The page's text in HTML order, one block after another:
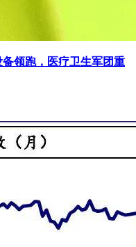
领跑，医疗卫生军团重